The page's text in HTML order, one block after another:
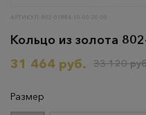
АРТИКУЛ: 802-01884-10-00-20-00
Кольцо из золота
31 464 руб.
33 120
Размер